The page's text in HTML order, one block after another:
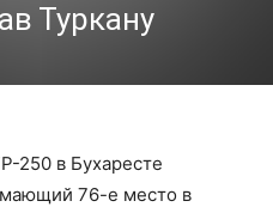
Туркану
250 в Бухаресте
76-е место в